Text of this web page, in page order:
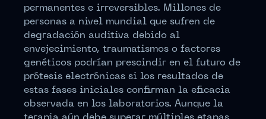
permanentes e irreversibles. Millones de
personas a nivel mundial que sufren de
degradación auditiva debido al
envejecimiento, traumatismos o factores
genéticos podrían prescindir en el futuro de
prótesis electrónicas si los resultados de
estas fases iniciales confirman la eficacia
observada en los laboratorios. Aunque la